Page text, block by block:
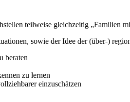
teilweise gleichzeitig „Familien
sowie der Idee der (über-)
beraten
zu lernen
einzuschätzen